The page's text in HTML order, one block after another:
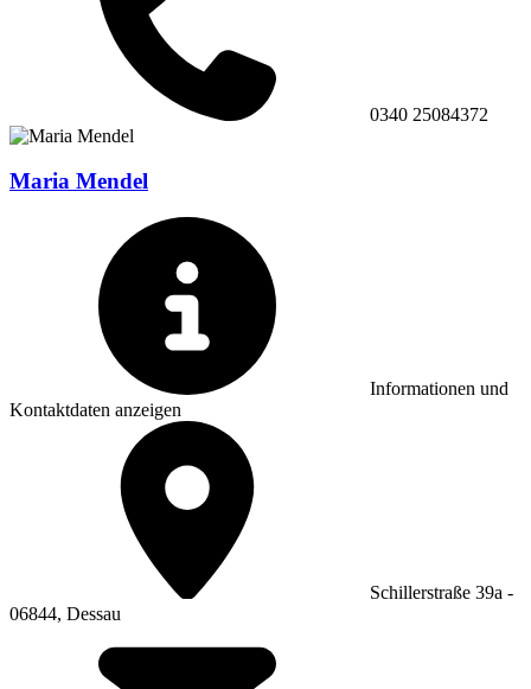
0340 25084372
Maria Mendel
Informationen und
Kontaktdaten anzeigen
Schillerstraße 39a -
06844, Dessau